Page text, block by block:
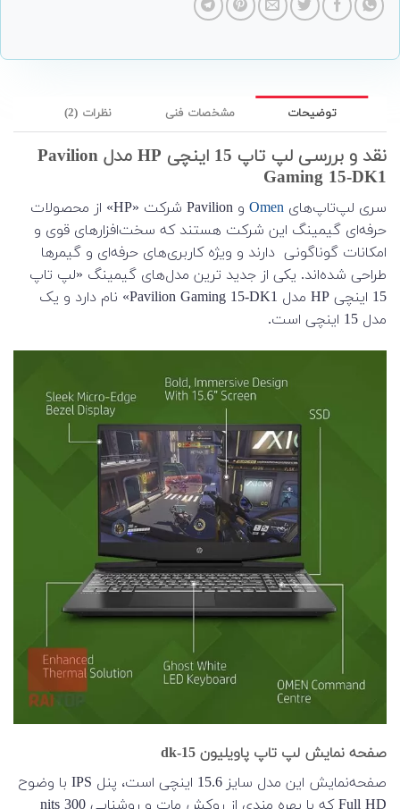
توضیحات مشخصات فنی نظرات (2)
نقد و بررسی لپ تاپ 15 اینچی HP مدل Pavilion
Gaming 15-DK1
سری لپ‌تاپ‌های Omen
و Pavilion شرکت «HP» از محصولات
حرفه‌ای گیمینگ این شرکت هستند که سخت‌افزارهای قوی و
امکانات گوناگونی دارند و ویژه کاربری‌های حرفه‌ای و گیمرها
طراحی شده‌اند. یکی از جدید ترین مدل‌های گیمینگ «لپ تاپ
15 اینچی HP مدل Pavilion Gaming 15-DK1» نام دارد و یک
مدل 15 اینچی است.
صفحه نمایش لپ تاپ پاویلیون 15-dk
صفحه‌نمایش این مدل سایز 15.6 اینچی است، پنل IPS با وضوح